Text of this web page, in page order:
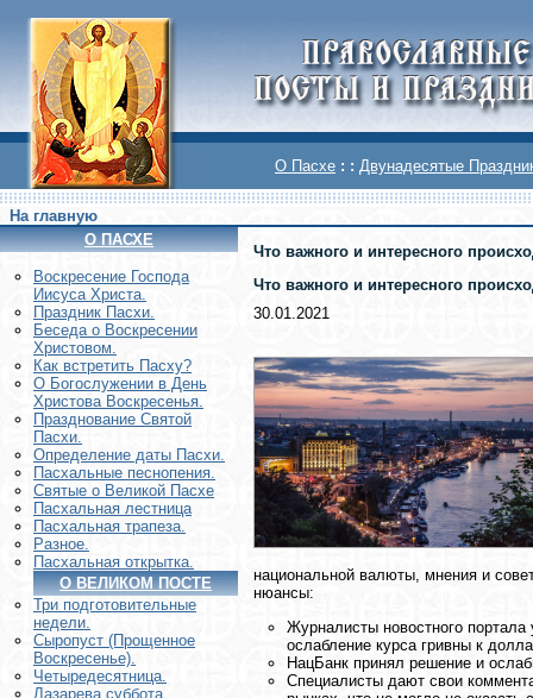
О Пасхе : : Двунадесятые
На главную
О ПАСХЕ
Воскреcение Господа
Иисуса Христа.
Праздник Пасхи.
Беседа о Воскресении
Христовом.
Как встретить Пасху?
О Богослужении в День
Христова Воскресенья.
Празднование Святой
Пасхи.
Определение даты Пасхи.
Пасхальные песнопения.
Святые о Великой Пасхе
Пасхальная лестница
Пасхальная трапеза.
Разное.
Пасхальная открытка.
О ВЕЛИКОМ ПОСТЕ
Три подготовительные
недели.
Сыропуст (Прощенное
Воскресенье).
Четыредесятница.
Лазарева суббота.
Что важного и интересного
Что важного и интересного
30.01.2021
национальной валюты, мнения и
нюансы:
Журналисты новостного
ослабление курса гривны к
НацБанк принял решение и
Специалисты дают свои